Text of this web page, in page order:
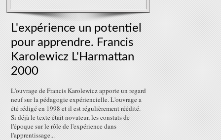
L'expérience un potentiel
pour apprendre. Francis
Karolewicz L'Harmattan
2000
L'ouvrage de Francis Karolewicz apporte un regard
neuf sur la pédagogie expériencielle. L'ouvrage a
été rédigé en 1998 et il est régulièrement réédité.
Si déjà le texte était novateur, les constats de
l'époque sur le rôle de l'expérience dans
l'apprentissage...